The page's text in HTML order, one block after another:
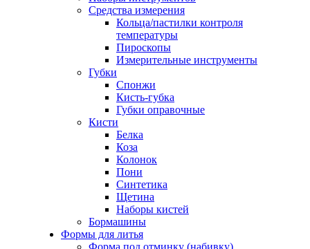
Средства измерения
Кольца/пастилки контроля
температуры
Пироскопы
Измерительные инструменты
Губки
Спонжи
Кисть-губка
Губки оправочные
Кисти
Белка
Коза
Колонок
Пони
Синтетика
Щетина
Наборы кистей
Бормашины
Формы для литья
Форма под отминку (набивку)